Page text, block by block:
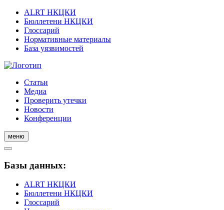
ALRT НКЦКИ
Бюллетени НКЦКИ
Глоссарий
Нормативные материалы
База уязвимостей
Статьи
Медиа
Проверить утечки
Новости
Конференции
меню
Базы данных:
ALRT НКЦКИ
Бюллетени НКЦКИ
Глоссарий